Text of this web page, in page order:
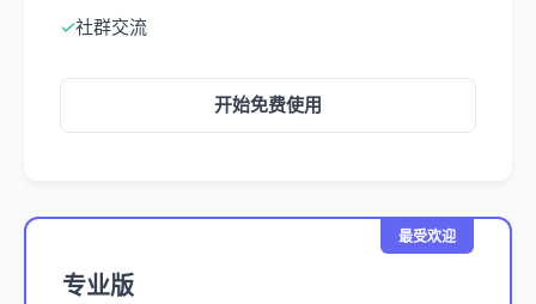
✓社群交流
开始免费使用
最受欢迎
专业版